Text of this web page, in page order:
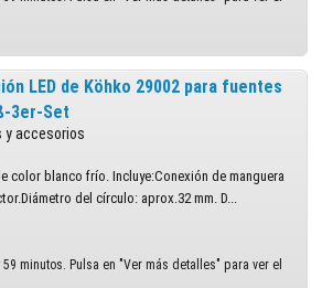
LED de Köhko 29002 para fuentes
3er-Set
y accesorios
color blanco frío. Incluye:Conexión de manguera
del círculo: aprox.32 mm. D...
minutos. Pulsa en "Ver más detalles" para ver el